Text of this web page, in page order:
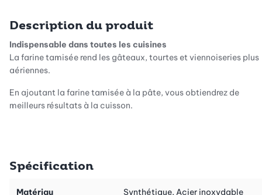
Description du produit
Indispensable dans toutes les cuisines
La farine tamisée rend les gâteaux, tourtes et viennoiseries plus
aériennes.
En ajoutant la farine tamisée à la pâte, vous obtiendrez de
meilleurs résultats à la cuisson.
fonction tamis. Naturellement, vous pouvez aussi l’utiliser pour
pour saupoudrer en un tour de main des gaufres croustillantes ou
Spécification
Matériau Synthétique, Acier inoxydable